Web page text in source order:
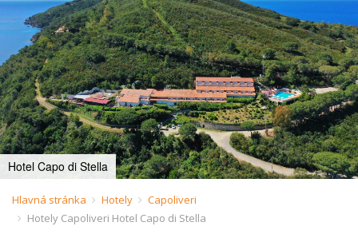
PYC
DAN
ESP
SLO
Hotel Capo di Stella
Hlavná stránka Hotely
Capoliveri
Hotely Capoliveri Hotel Capo di Stella